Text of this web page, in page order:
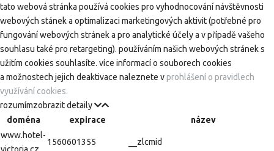
tato webová stránka používá cookies pro vyhodnocování návštěvnosti
webových stánek a optimalizaci marketingových aktivit (potřebné pro
fungování webových stránek a pro analytické účely a v případě vašeho
souhlasu také pro retargeting). používáním našich webových stránek s
užitím cookies souhlasíte. více informací o souborech cookies
a možnostech jejich deaktivace naleznete vprohlášení o pravidlech
využívání cookies.
rozumímzobrazit detaily
doména
expirace
název
www.hotel-
1560601355 __zlcmid